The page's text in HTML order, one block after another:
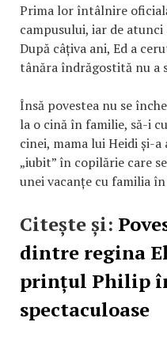
Prima lor întâlnire
campusului, iar de
După câțiva ani, Ed a
tânăra îndrăgostită nu a
Însă povestea nu se
la o cină în familie, să-i
cinei, mama lui Heidi și-
„iubit” în copilărie care
unei vacanțe cu familia
Citește și:
dintre regina
prințul Philip
spectaculoase